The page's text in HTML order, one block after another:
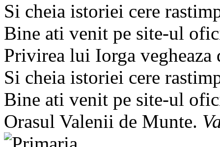
Si cheia istoriei cere
Bine ati venit pe site-ul
Privirea lui Iorga
Si cheia istoriei cere
Bine ati venit pe site-ul
Orasul Valenii de Munte.